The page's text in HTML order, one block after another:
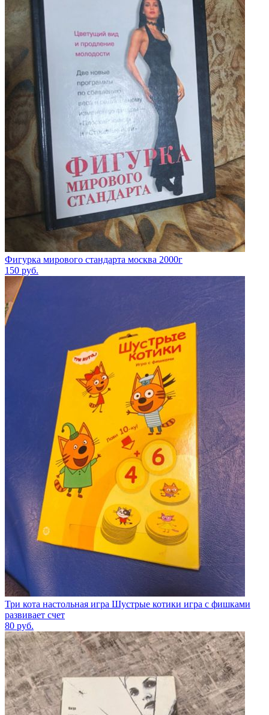
Фигурка мирового стандарта москва 2000г
150 руб.
Три кота настольная игра Шустрые котики игра с фишками
развивает счет
80 руб.